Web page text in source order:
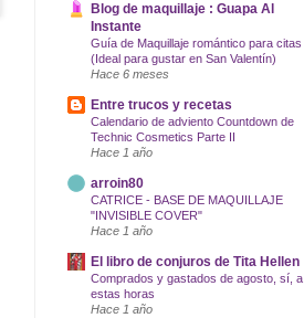
Blog de maquillaje : Guapa Al
Instante
Guía de Maquillaje romántico para citas
(Ideal para gustar en San Valentín)
Hace 6 meses
Entre trucos y recetas
Calendario de adviento Countdown de
Technic Cosmetics Parte II
Hace 1 año
arroin80
CATRICE - BASE DE MAQUILLAJE
"INVISIBLE COVER"
Hace 1 año
El libro de conjuros de Tita Hellen
Comprados y gastados de agosto, sí, a
estas horas
Hace 1 año